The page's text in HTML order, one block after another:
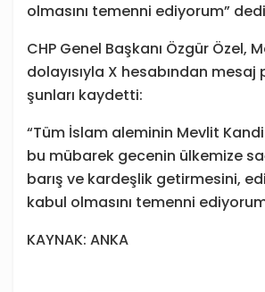
olmasını temenni ediyorum”
CHP Genel Başkanı Özgür Özel,
dolayısıyla X hesabından mesaj
şunları kaydetti:
“Tüm İslam aleminin Mevlit
bu mübarek gecenin ülkemize
barış ve kardeşlik getirmesini,
kabul olmasını temenni
KAYNAK: ANKA